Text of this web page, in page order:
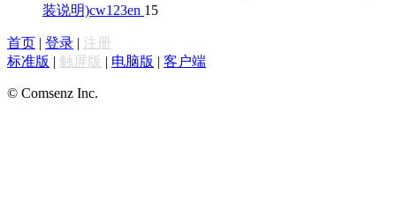
装说明)cw123en 15
首页 | 登录 | 注册
标准版 | 触屏版 | 电脑版 | 客户端
© Comsenz Inc.